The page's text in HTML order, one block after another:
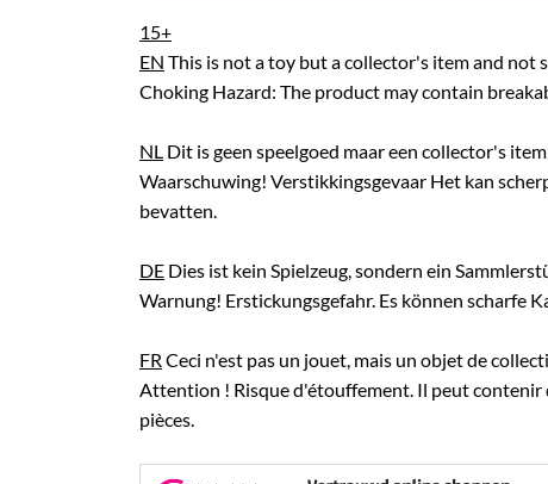
15+
EN This is not a toy but a collector's item and not
Choking Hazard: The product may contain
NL Dit is geen speelgoed maar een collector's
Waarschuwing! Verstikkingsgevaar Het kan
bevatten.
DE Dies ist kein Spielzeug, sondern ein
Warnung! Erstickungsgefahr. Es können scharfe
FR Ceci n'est pas un jouet, mais un objet de
Attention ! Risque d'étouffement. Il peut contenir
pièces.